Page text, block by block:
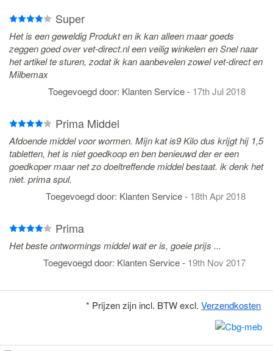
Super
Het is een geweldig Produkt en ik kan alleen maar goeds
zeggen goed over vet-direct.nl een veilig winkelen en Snel naar
het artikel te sturen, zodat ik kan aanbevelen zowel vet-direct en
Milbemax
Toegevoegd door: Klanten Service- 17th Jul 2018
Prima Middel
Afdoende middel voor wormen. Mijn kat is9 Kilo dus krijgt hij 1,5
tabletten, het is niet goedkoop en ben benieuwd der er een
goedkoper maar net zo doeltreffende middel bestaat. ik denk het
niet. prima spul.
Toegevoegd door: Klanten Service- 18th Apr 2018
Prima
Het beste ontwormings middel wat er is, goeie prijs ...
Toegevoegd door: Klanten Service- 19th Nov 2017
* Prijzen zijn incl. BTW excl. Verzendkosten